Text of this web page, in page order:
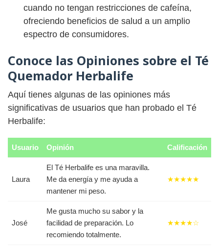
cuando no tengan restricciones de cafeína,
ofreciendo beneficios de salud a un amplio
espectro de consumidores.
Conoce las Opiniones sobre el Té
Quemador Herbalife
Aquí tienes algunas de las opiniones más
significativas de usuarios que han probado el Té
Herbalife:
Usuario Opinión Calificación
Laura
El Té Herbalife es una maravilla.
Me da energía y me ayuda a
mantener mi peso.
★★★★★
José
Me gusta mucho su sabor y la
facilidad de preparación. Lo
recomiendo totalmente.
★★★★☆